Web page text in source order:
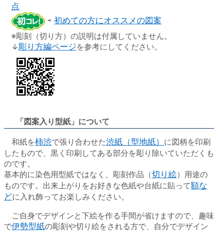
点
⇨ 初めての方にオススメの図案
※彫刻（切り方）の説明は付属していません。
↓彫り方編ページを参考にしてください。
「図案入り型紙」について
和紙を柿渋で張り合わせた渋紙（型地紙） に図柄を印刷
したもので、黒く印刷してある部分を彫り除いていただくも
のです。
基本的に染色用型紙ではなく、彫刻作品（切り絵）用途の
ものです。出来上がりをお好きな色紙や台紙に貼って額な
どに入れ飾ってお楽しみください。
ご自身でデザインと下絵を作る手間が省けますので、趣味
で伊勢型紙の彫刻や切り絵をされる方で、自分でデザイン